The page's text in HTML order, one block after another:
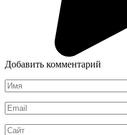
Добавить комментарий
Имя
*
Email
*
Сайт